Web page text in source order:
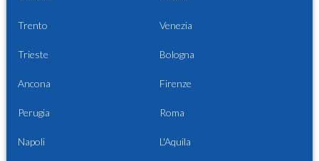
Trento Venezia
Trieste Bologna
Ancona Firenze
Perugia Roma
Napoli L'Aquila